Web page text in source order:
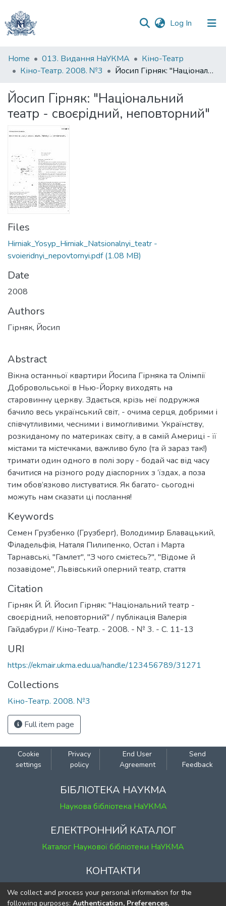
Log In (current)
Communities
&
All of DSpace
Statistics
Home 013. Видання НаУКМА
Кіно-Театр
Кіно-Театр. 2008. №3
Йосип Гірняк: "Національний театр - своєрідний, неповторний"
Йосип Гірняк: "Національний
театр - своєрідний, неповторний"
Files
Hirniak_Yosyp_Hirniak_Natsionalnyi_teatr -
svoieridnyi_nepovtornyi.pdf(1.08 MB)
Date
2008
Authors
Гірняк, Йосип
Abstract
Вікна останньої квартири Йосипа Гірняка та Олімпії
Добровольської в Нью-Йорку виходять на
старовинну церкву. Здається, крізь неї подружжя
бачило весь український світ, - очима серця, добрими і
співчутливими, чесними і вимогливими. Українству,
розкиданому по материках світу, а в самій Америці - її
містами та містечками, важливо було (та й зараз так!)
тримати один одного в полі зору - бодай час від часу
бачитися на різного роду діаспорних з ’їздах, а поза
тим обов’язково листуватися. Як багато- сьогодні
можуть нам сказати ці послання!
Keywords
Семен Грузбенко (Грузберг), Володимир Блавацький,
Філадельфія, Наталя Пилипенко, Остап і Марта
Тарнавські, "Гамлет", "З чого смієтесь?", "Відоме й
позавідоме", Львівський оперний театр, стаття
Citation
Гірняк Й. Й. Йосип Гірняк: "Національний театр -
своєрідний, неповторний" / публікація Валерія
Гайдабури // Кіно-Театр. - 2008. - № 3. - С. 11-13
URI
https://ekmair.ukma.edu.ua/handle/123456789/31271
Collections
Кіно-Театр. 2008. №3
Full item page
Cookie
settings
Privacy
policy
End User
Agreement
Send
Feedback
БІБЛІОТЕКА НАУКМА
Наукова бібліотека НаУКМА
ЕЛЕКТРОННИЙ КАТАЛОГ
Каталог Наукової бібліотеки НаУКМА
КОНТАКТИ
м. Київ, вул. Григорія Сковороди, 2
к. 1, к. 120
We collect and process your personal information for the
following purposes: Authentication, Preferences,